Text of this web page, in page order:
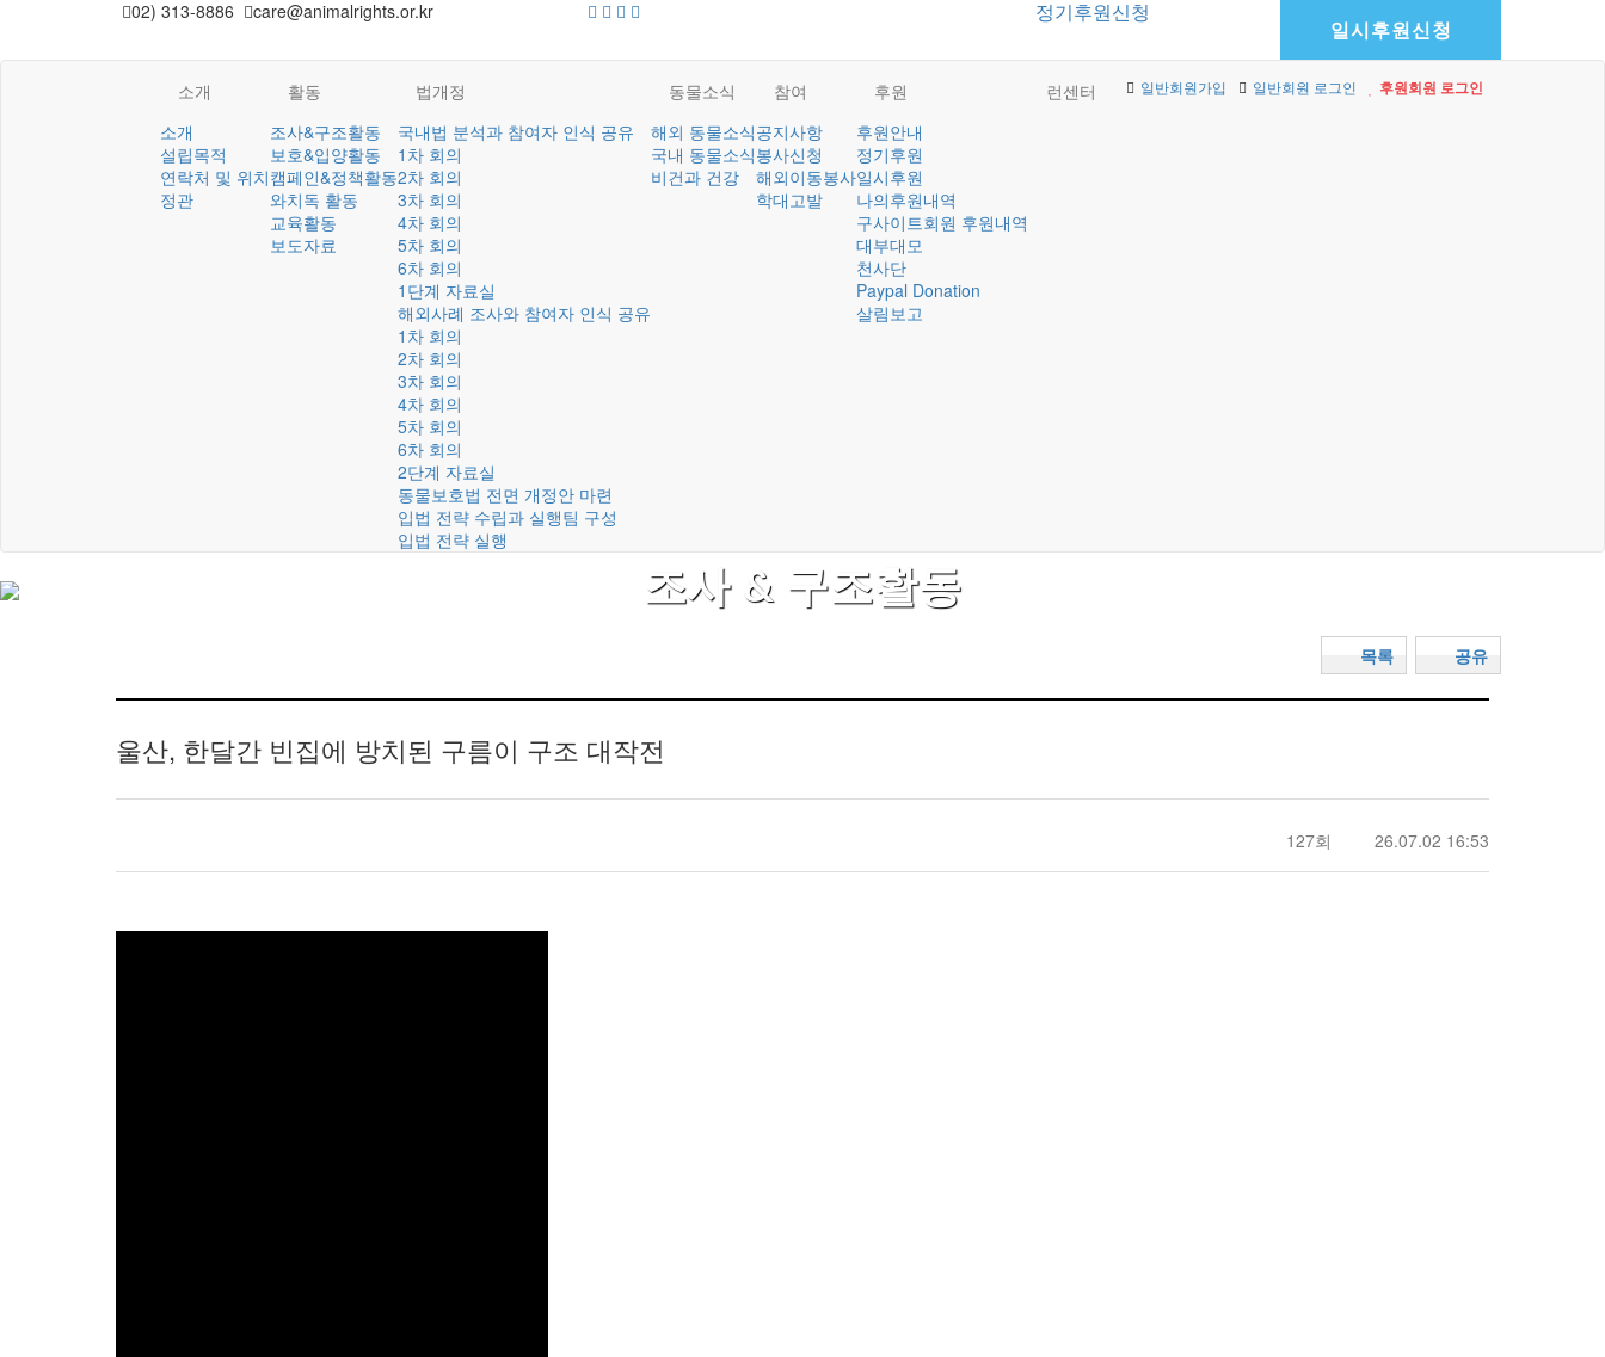
02) 313-8886 care@animalrights.or.kr 정기후원신청
일시후원신청
소개
소개
설립목적
연락처 및 위치
정관
활동
조사&구조활동
보호&입양활동
캠페인&정책활동
와치독 활동
교육활동
보도자료
법개정
국내법 분석과 참여자 인식 공유
1차 회의
2차 회의
3차 회의
4차 회의
5차 회의
6차 회의
1단계 자료실
해외사례 조사와 참여자 인식 공유
1차 회의
2차 회의
3차 회의
4차 회의
5차 회의
6차 회의
2단계 자료실
동물보호법 전면 개정안 마련
입법 전략 수립과 실행팀 구성
입법 전략 실행
동물소식
해외 동물소식
국내 동물소식
비건과 건강
참여
공지사항
봉사신청
해외이동봉사
학대고발
후원
후원안내
정기후원
일시후원
나의후원내역
구사이트회원 후원내역
대부대모
천사단
Paypal Donation
살림보고
런센터 일반회원가입 일반회원 로그인 후원회원 로그인
조사 & 구조활동
공유
목록
울산, 한달간 빈집에 방치된 구름이 구조 대작전
127회 26.07.02 16:53